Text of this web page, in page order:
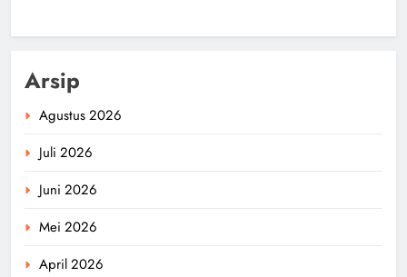
Arsip
Agustus 2026
Juli 2026
Juni 2026
Mei 2026
April 2026